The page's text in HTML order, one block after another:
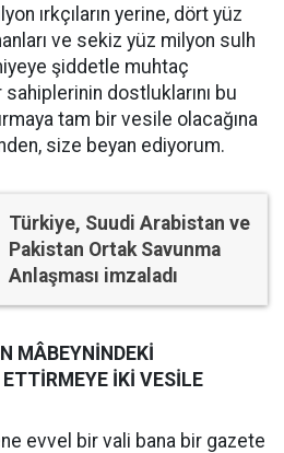
ırkçıların yerine, dört yüz
ve sekiz yüz milyon sulh
şiddetle muhtaç
dostluklarını bu
tam bir vesile olacağına
size beyan ediyorum.
Türkiye, Suudi Arabistan ve
Pakistan Ortak Savunma
Anlaşması imzaladı
MÂBEYNİNDEKİ
İKİ VESİLE
evvel bir vali bana bir gazete